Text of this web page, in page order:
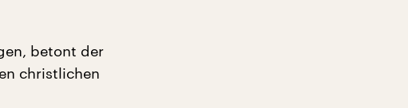
betont der
christlichen